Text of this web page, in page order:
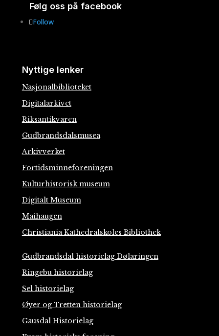
Følg oss på facebook
Follow
Nyttige lenker
Nasjonalbiblioteket
Digitalarkivet
Riksantikvaren
Gudbrandsdalsmusea
Arkivverket
Fortidsminneforeningen
Kulturhistorisk museum
Digitalt Museum
Maihaugen
Christiania Kathedralskoles Bibliothek
Gudbrandsdal historielag Dølaringen
Ringebu historielag
Sel historielag
Øyer og Tretten historielag
Gausdal Historielag